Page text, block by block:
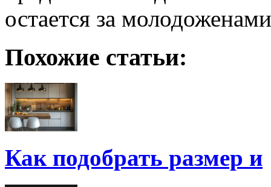
остается за
Похожие статьи:
Как подобрать размер и